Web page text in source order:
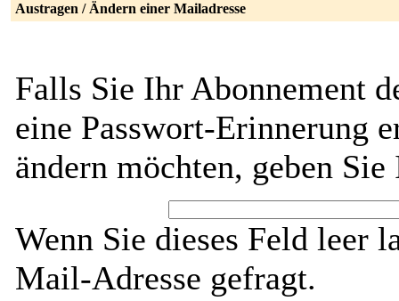
Austragen / Ändern einer Mailadresse
Falls Sie Ihr Abonnement
eine Passwort-Erinnerung
ändern möchten, geben
Wenn Sie dieses Feld leer
Mail-Adresse gefragt.